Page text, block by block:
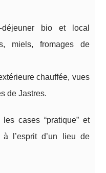
déjeuner bio et local
miels, fromages de
chauffée, vues
de Jastres.
cases “pratique” et
à l’esprit d’un lieu de